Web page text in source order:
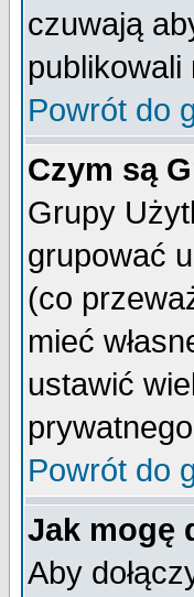
czuwają
publikowali
Powrót do
Czym są
Grupy
grupować
(co
mieć
ustawić
Powrót do
Jak mogę
Aby